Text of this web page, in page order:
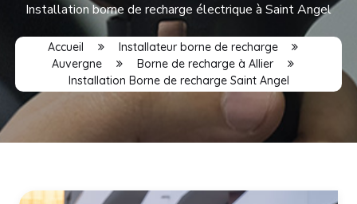
Installation borne de recharge électrique à Saint Angel
Accueil
Installateur borne de recharge
Auvergne
Borne de recharge à Allier
Installation Borne de recharge Saint Angel